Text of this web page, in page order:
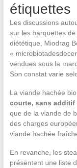
étiquettes
Les discussions
sur les barquettes
diététique, Miodrag
«
vendues sous la
Son constat varie
La viande hachée
courte, sans additif
que de la viande de
des charges
viande hachée
En revanche, les
présentent une liste